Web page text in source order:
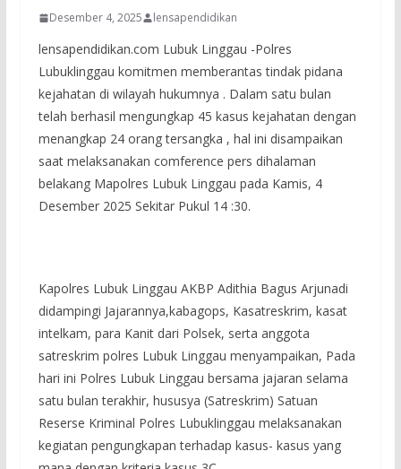
Desember 4, 2025 lensapendidikan
lensapendidikan.com Lubuk Linggau -Polres
Lubuklinggau komitmen memberantas tindak pidana
kejahatan di wilayah hukumnya . Dalam satu bulan
telah berhasil mengungkap 45 kasus kejahatan dengan
menangkap 24 orang tersangka , hal ini disampaikan
saat melaksanakan comference pers dihalaman
belakang Mapolres Lubuk Linggau pada Kamis, 4
Desember 2025 Sekitar Pukul 14 :30.
Kapolres Lubuk Linggau AKBP Adithia Bagus Arjunadi
didampingi Jajarannya,kabagops, Kasatreskrim, kasat
intelkam, para Kanit dari Polsek, serta anggota
satreskrim polres Lubuk Linggau menyampaikan, Pada
hari ini Polres Lubuk Linggau bersama jajaran selama
satu bulan terakhir, hususya (Satreskrim) Satuan
Reserse Kriminal Polres Lubuklinggau melaksanakan
kegiatan pengungkapan terhadap kasus- kasus yang